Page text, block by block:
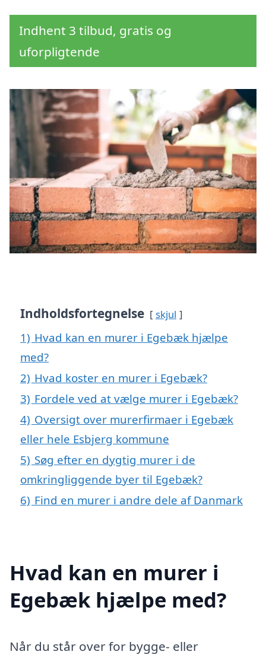
Indhent 3 tilbud, gratis og
uforpligtende
Indholdsfortegnelse skjul
1) Hvad kan en murer i Egebæk hjælpe
med?
2) Hvad koster en murer i Egebæk?
3) Fordele ved at vælge murer i Egebæk?
4) Oversigt over murerfirmaer i Egebæk
eller hele Esbjerg kommune
5) Søg efter en dygtig murer i de
omkringliggende byer til Egebæk?
6) Find en murer i andre dele af Danmark
Hvad kan en murer i
Egebæk hjælpe med?
Når du står over for bygge- eller